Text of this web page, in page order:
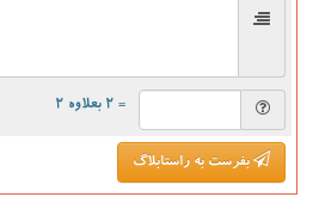
= ۲ بعلاوه ۲
بفرست به راستابلاگ